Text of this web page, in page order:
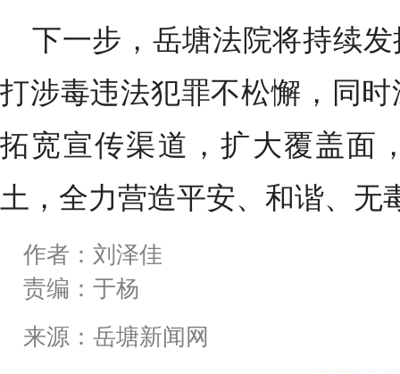
下一步，岳塘法院将持续
打涉毒违法犯罪不松懈，同
拓宽宣传渠道，扩大覆盖面
土，全力营造平安、和谐、无
作者：刘泽佳
责编：于杨
来源：岳塘新闻网